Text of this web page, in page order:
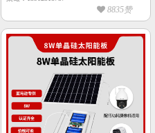
8835赞